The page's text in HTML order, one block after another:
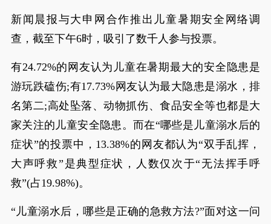
新闻晨报与大申网合作推出儿童暑期安全网络调
查，截至下午6时，吸引了数千人参与投票。
有24.72%的网友认为儿童在暑期最大的安全隐患是
游玩跌磕伤;有17.73%网友认为最大隐患是溺水，排
名第二;高处坠落、动物抓伤、食品安全等也都是大
家关注的儿童安全隐患。而在“哪些是儿童溺水后的
症状”的投票中，13.38%的网友都认为“双手乱挥，
大声呼救”是典型症状，人数仅次于“无法挥手呼
救”(占19.98%)。
“儿童溺水后，哪些是正确的急救方法?”面对这一问